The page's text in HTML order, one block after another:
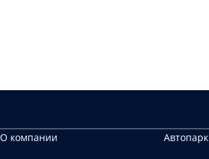
О компании
Автопарк